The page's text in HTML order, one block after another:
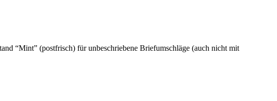
“Mint” (postfrisch) für unbeschriebene Briefumschläge (auch nicht mit